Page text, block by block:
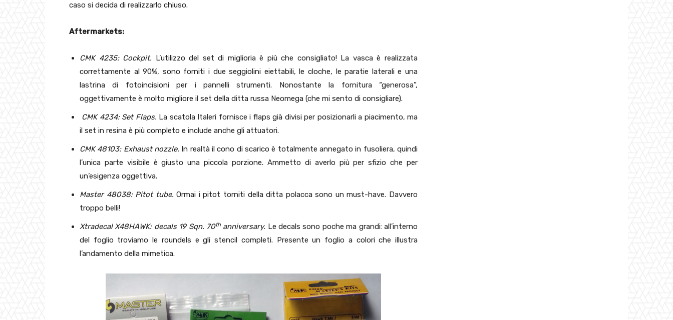
caso si decida di realizzarlo chiuso.
Aftermarkets:
CMK 4235: Cockpit. L’utilizzo del set di miglioria è più che consigliato! La vasca è realizzata
correttamente al 90%, sono forniti i due seggiolini eiettabili, le cloche, le paratie laterali e una
lastrina di fotoincisioni per i pannelli strumenti. Nonostante la fornitura “generosa”,
oggettivamente è molto migliore il set della ditta russa Neomega (che mi sento di consigliare).
CMK 4234: Set Flaps. La scatola Italeri fornisce i flaps già divisi per posizionarli a piacimento, ma
il set in resina è più completo e include anche gli attuatori.
CMK 48103: Exhaust nozzle. In realtà il cono di scarico è totalmente annegato in fusoliera, quindi
l’unica parte visibile è giusto una piccola porzione. Ammetto di averlo più per sfizio che per
un’esigenza oggettiva.
Master 48038: Pitot tube.Ormai i pitot torniti della ditta polacca sono un must-have. Davvero
troppo belli!
Xtradecal X48HAWK: decals 19 Sqn. 70thanniversary. Le decals sono poche ma grandi: all’interno
del foglio troviamo le roundels e gli stencil completi. Presente un foglio a colori che illustra
l’andamento della mimetica.